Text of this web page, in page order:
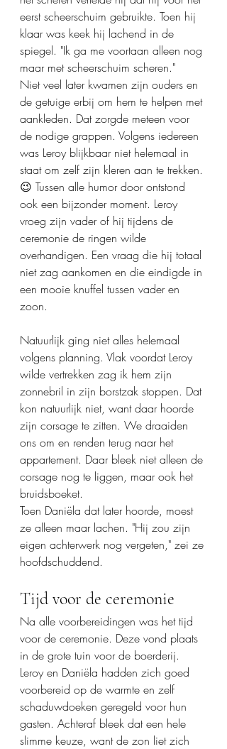
eerst scheerschuim gebruikte. Toen hij
klaar was keek hij lachend in de
spiegel. "Ik ga me voortaan alleen nog
maar met scheerschuim scheren."
Niet veel later kwamen zijn ouders en
de getuige erbij om hem te helpen met
aankleden. Dat zorgde meteen voor
de nodige grappen. Volgens iedereen
was Leroy blijkbaar niet helemaal in
staat om zelf zijn kleren aan te trekken.
😉 Tussen alle humor door ontstond
ook een bijzonder moment. Leroy
vroeg zijn vader of hij tijdens de
ceremonie de ringen wilde
overhandigen. Een vraag die hij totaal
niet zag aankomen en die eindigde in
een mooie knuffel tussen vader en
zoon.
Natuurlijk ging niet alles helemaal
volgens planning. Vlak voordat Leroy
wilde vertrekken zag ik hem zijn
zonnebril in zijn borstzak stoppen. Dat
kon natuurlijk niet, want daar hoorde
zijn corsage te zitten. We draaiden
ons om en renden terug naar het
appartement. Daar bleek niet alleen de
corsage nog te liggen, maar ook het
bruidsboeket.
Toen Daniëla dat later hoorde, moest
ze alleen maar lachen. "Hij zou zijn
eigen achterwerk nog vergeten," zei ze
hoofdschuddend.
Tijd voor de ceremonie
Na alle voorbereidingen was het tijd
voor de ceremonie. Deze vond plaats
in de grote tuin voor de boerderij.
Leroy en Daniëla hadden zich goed
voorbereid op de warmte en zelf
schaduwdoeken geregeld voor hun
gasten. Achteraf bleek dat een hele
slimme keuze, want de zon liet zich